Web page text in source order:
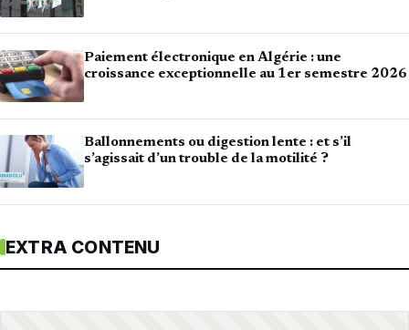
Paiement électronique en Algérie : une
croissance exceptionnelle au 1er semestre 2026
Ballonnements ou digestion lente : et s’il
s’agissait d’un trouble de la motilité ?
EXTRA CONTENU